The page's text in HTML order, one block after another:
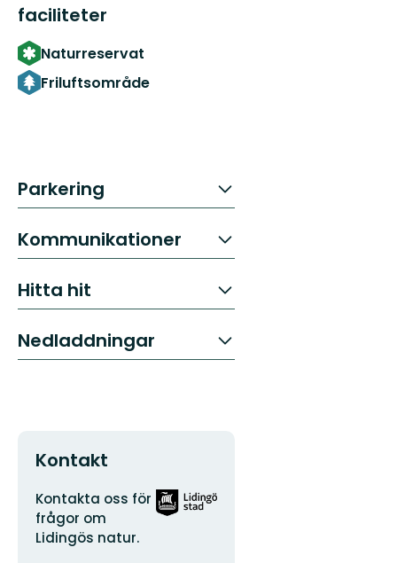
faciliteter
Naturreservat
Friluftsområde
Parkering
Kommunikationer
Hitta hit
Nedladdningar
Kontakt
Adress
Kontakta oss för
frågor om
Lidingös natur.
Organisationens
logotyp